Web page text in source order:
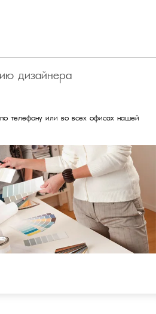
дизайнера
телефону или во всех офисах нашей